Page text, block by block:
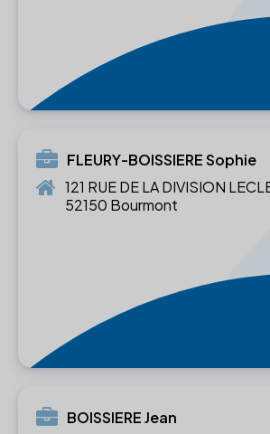
FLEURY-BOISSIERE Sophie
121 RUE DE LA DIVISION
52150 Bourmont
BOISSIERE Jean